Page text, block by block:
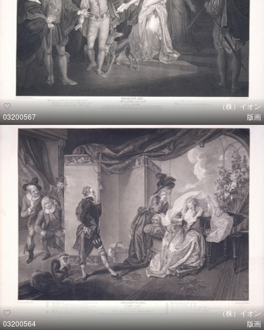
03200567
（株）イオン
版画
03200564
（株）イオン
版画